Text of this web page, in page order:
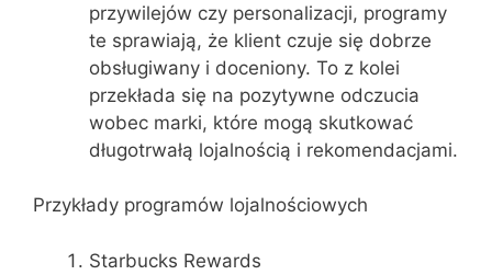
przywilejów czy personalizacji, programy
te sprawiają, że klient czuje się dobrze
obsługiwany i doceniony. To z kolei
przekłada się na pozytywne odczucia
wobec marki, które mogą skutkować
długotrwałą lojalnością i rekomendacjami.
Przykłady programów lojalnościowych
Starbucks Rewards